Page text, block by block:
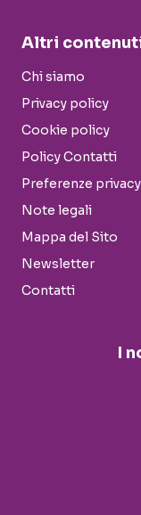
Altri
Chi siamo
Privacy policy
Cookie policy
Policy Contatti
Preferenze privacy
Note legali
Mappa del Sito
Newsletter
Contatti
I